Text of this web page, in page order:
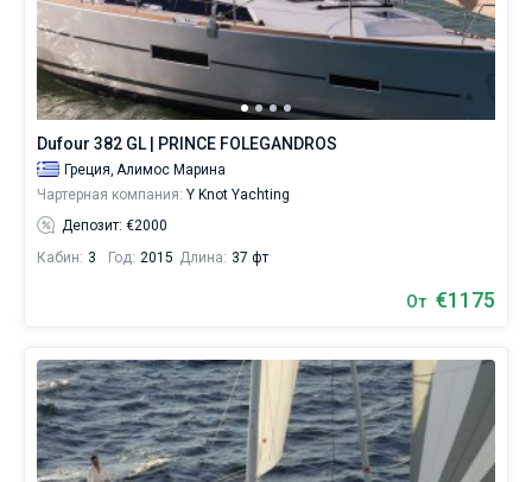
Dufour 382 GL | PRINCE FOLEGANDROS
Греция, Алимос Марина
Чартерная компания: Y Knot Yachting
Депозит: €2000
Кабин: 3 Год: 2015 Длина: 37 фт
От €1175